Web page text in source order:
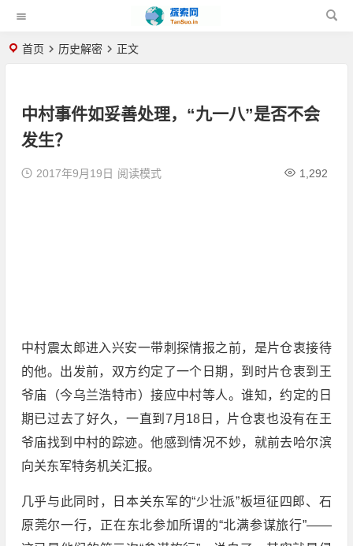
首页 历史解密 正文
中村事件如妥善处理，“九一八”是否不会
发生？
2017年9月19日 1,292
阅读模式
中村震太郎进入兴安一带刺探情报之前，是片仓衷接待
的他。出发前，双方约定了一个日期，到时片仓衷到王
爷庙（今乌兰浩特市）接应中村等人。谁知，约定的日
期已过去了好久，一直到7月18日，片仓衷也没有在王
爷庙找到中村的踪迹。他感到情况不妙，就前去哈尔滨
向关东军特务机关汇报。
几乎与此同时，日本关东军的“少壮派”板垣征四郎、石
原莞尔一行，正在东北参加所谓的“北满参谋旅行”——